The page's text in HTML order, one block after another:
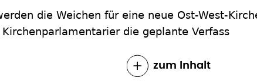
die Weichen für eine neue Ost-West-
die geplante Verfass
zum Inhalt